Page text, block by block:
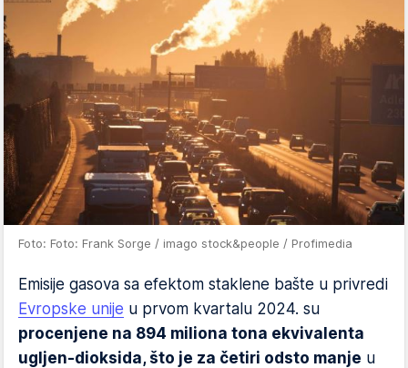
Foto: Foto: Frank Sorge / imago stock&people / Profimedia
Emisije gasova sa efektom staklene bašte u privredi
Evropske unije u prvom kvartalu 2024. su
procenjene na 894 miliona tona ekvivalenta
ugljen-dioksida, što je za četiri odsto manje u